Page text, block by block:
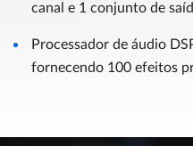
canal e 1 conjunto de
Processador de áudio
fornecendo 100 efeitos